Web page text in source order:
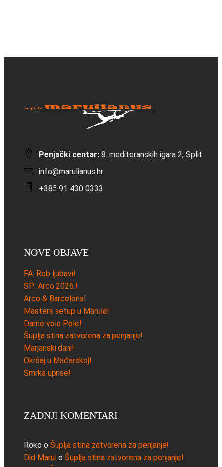
Penjački centar: 8. mediteranskih igara 2, Split
info@marulianus.hr
+385 91 430 0333
NOVE OBJAVE
FA: Rob ljubavi!
SP: Arco 2026.!
Arco & Barcelona!
Masters setup u Marula!
Dame vole Pole!
Šuplja stina zatvorena za penjanje!
Marjanski dani!
Okršaj u Mađarskoj!
Smrka uprise!
ZADNJI KOMENTARI
Roko o Šuplja stina zatvorena za penjanje!
Did Marul o Šuplja stina zatvorena za penjanje!